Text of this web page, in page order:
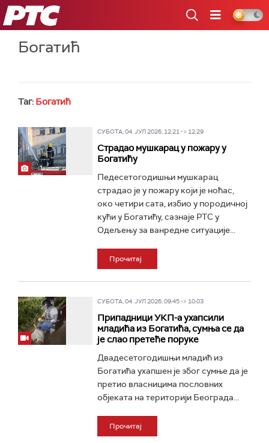
РТС
Богатић
Таг: Богатић
СУБОТА, 04. ЈУЛ 2026, 12:21 -> 12:29
Страдао мушкарац у пожару у
Богатићу
Педесетогодишњи мушкарац
страдао је у пожару који је ноћас,
око четири сата, избио у породичној
кући у Богатићу, сазнаје РТС у
Одељењу за ванредне ситуације...
Прочитај
СУБОТА, 04. ЈУЛ 2026, 09:45 -> 10:03
Припадници УКП-а ухапсили
младића из Богатића, сумња се да
је слао претеће поруке
Двадесетогодишњи младић из
Богатића ухапшен је због сумње да је
претио власницима пословних
објеката на територији Београда...
Прочитај